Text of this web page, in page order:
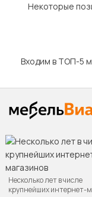
Некоторые
Входим в ТОП-5
Несколько лет в числе
крупнейших интернет-